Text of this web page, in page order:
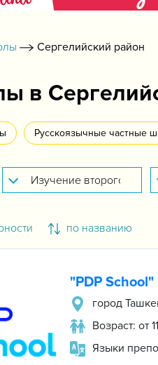
Сергелийский район
в
Русскоязычные частные
по названию
"PDP School"
город
Возраст: от
Языки